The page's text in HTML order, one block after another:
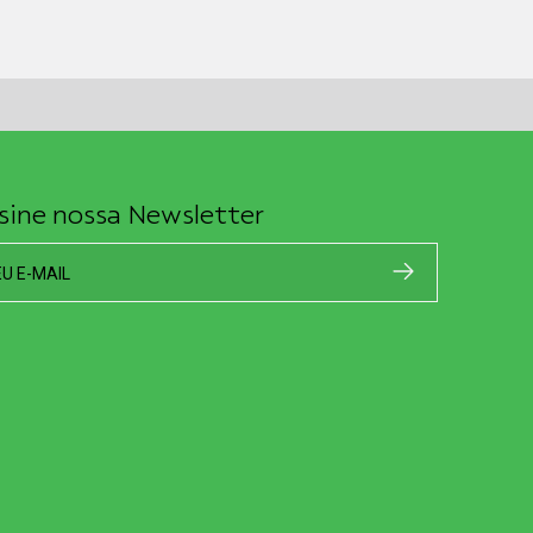
nossa Newsletter
E-MAIL